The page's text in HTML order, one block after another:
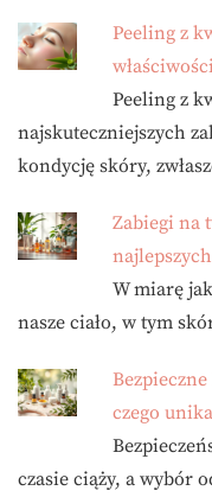
Peeling z
Peeling z
najskuteczniejszych
kondycję skóry,
Zabiegi na
W miarę
nasze ciało, w tym
czego
czasie ciąży, a wybór